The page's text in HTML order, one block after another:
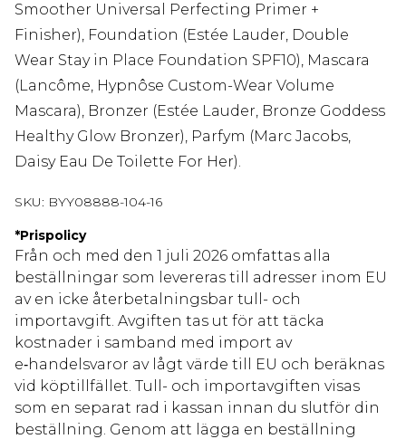
Smoother Universal Perfecting Primer +
Finisher), Foundation (Estée Lauder, Double
Wear Stay in Place Foundation SPF10), Mascara
(Lancôme, Hypnôse Custom-Wear Volume
Mascara), Bronzer (Estée Lauder, Bronze Goddess
Healthy Glow Bronzer), Parfym (Marc Jacobs,
Daisy Eau De Toilette For Her).
SKU: BYY08888-104-16
*Prispolicy
Från och med den 1 juli 2026 omfattas alla
beställningar som levereras till adresser inom EU
av en icke återbetalningsbar tull- och
importavgift. Avgiften tas ut för att täcka
kostnader i samband med import av
e‑handelsvaror av lågt värde till EU och beräknas
vid köptillfället. Tull- och importavgiften visas
som en separat rad i kassan innan du slutför din
beställning. Genom att lägga en beställning